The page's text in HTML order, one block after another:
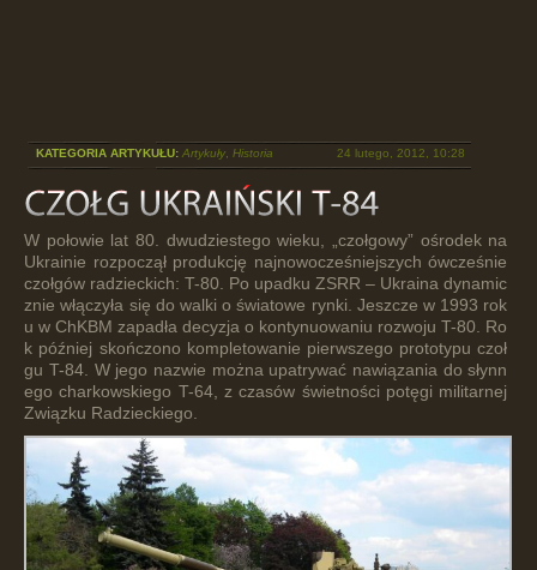
KATEGORIA ARTYKUŁU:Artykuły ,Historia 24 lutego, 2012, 10:28
W połowie lat 80. dwudziestego wieku, „czołgowy” ośrodek na
Ukrainie rozpoczął produkcję najnowocześniejszych ówcześnie
czołgów radzieckich: T-80. Po upadku ZSRR – Ukraina dynamic
znie włączyła się do walki o światowe rynki. Jeszcze w 1993 rok
u w ChKBM zapadła decyzja o kontynuowaniu rozwoju T-80. Ro
k później skończono kompletowanie pierwszego prototypu czoł
gu T-84. W jego nazwie można upatrywać nawiązania do słynn
ego charkowskiego T-64, z czasów świetności potęgi militarnej
Związku Radzieckiego.